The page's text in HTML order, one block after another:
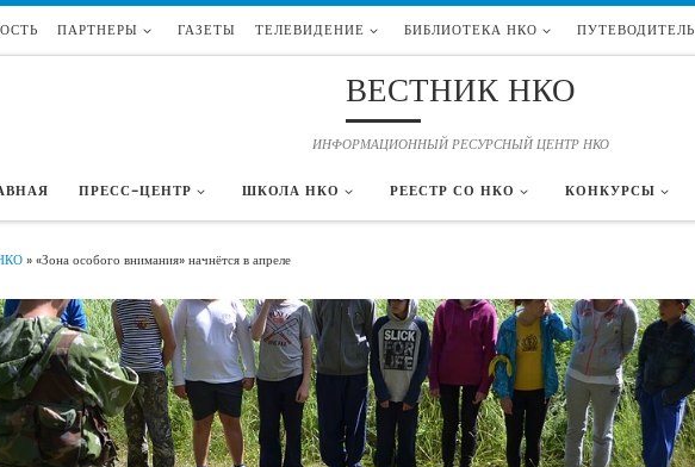
ПАРТНЕРЫ ГАЗЕТЫ ТЕЛЕВИДЕНИЕ БИБЛИОТЕКА НКО ПУТЕВОДИТЕЛЬ
ВЕСТНИК НКО
ИНФОРМАЦИОННЫЙ РЕСУРСНЫЙ ЦЕНТР НКО
ПРЕСС-ЦЕНТР ШКОЛА НКО РЕЕСТР СО НКО КОНКУРСЫ
»«Зона особого внимания» начнётся в апреле